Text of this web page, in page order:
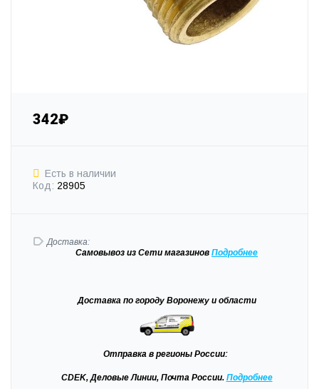
342₽
Есть в наличии
Код: 28905
Доставка:
Самовывоз из Сети магазинов Подробнее
Доставка по городу Воронежу и области
Отправка в регионы России:
CDEK, Деловые Линии, Почта России. Подробнее